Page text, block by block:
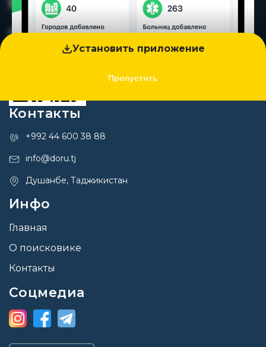
Установить приложение
Пропустить
Контакты
+992 44 600 38 88
info@doru.tj
Душанбе, Таджикистан
Инфо
Главная
О поисковике
Контакты
Соцмедиа